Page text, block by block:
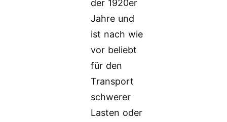
der 1920er
Jahre und
ist nach wie
vor beliebt
für den
Transport
schwerer
Lasten oder